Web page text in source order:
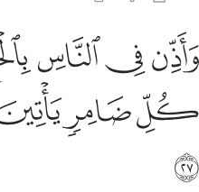
واذن في الناس بالحج ياتوك
وَأَذِّن فِى ٱلنَّاسِ بِٱلْحَجِّ يَأْتُوكَ
ﱷﱸﱹ
ﱾﱿ
ﲅ